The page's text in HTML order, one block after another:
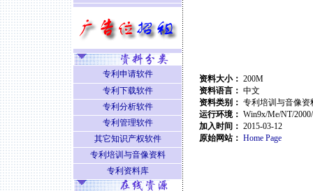
资料大小： 200M
资料语言： 中文
资料类别： 专利培训与音像资
运行环境： Win9x/Me/NT/
加入时间： 2015-03-12
原始网站： Home Page
专利申请软件
专利下载软件
专利分析软件
专利管理软件
其它知识产权软件
专利培训与音像资料
专利资料库